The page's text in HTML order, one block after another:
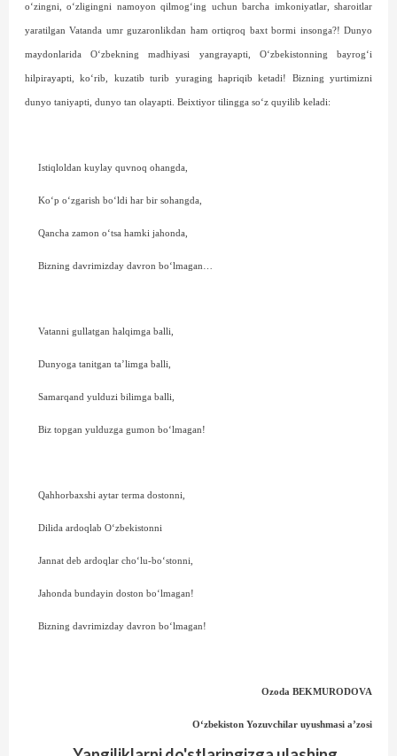
o‘zingni, o‘zligingni namoyon qilmog‘ing uchun barcha imkoniyatlar, sharoitlar
yaratilgan Vatanda umr guzaronlikdan ham ortiqroq baxt bormi insonga?! Dunyo
maydonlarida O‘zbekning mad­hiyasi yangrayapti, O‘zbekistonning bayrog‘i
hilpirayapti, ko‘rib, kuzatib turib yuraging hapriqib ketadi! Bizning yurtimizni
dunyo taniyapti, dunyo tan olayapti. Beixtiyor tilingga so‘z quyilib keladi:
Istiqloldan kuylay quvnoq ohangda,
Ko‘p o‘zgarish bo‘ldi har bir sohangda,
Qancha zamon o‘tsa hamki jahonda,
Bizning davrimizday davron bo‘lmagan…
Vatanni gullatgan halqimga balli,
Dunyoga tanitgan ta’limga balli,
Samarqand yulduzi bilimga balli,
Biz topgan yulduzga gumon bo‘lmagan!
Qahhorbaxshi aytar terma dostonni,
Dilida ardoqlab O‘zbekistonni
Jannat deb ardoqlar cho‘lu-bo‘stonni,
Jahonda bundayin doston bo‘lmagan!
Bizning davrimizday davron bo‘lmagan!
Ozoda BEKMURODOVA
O‘zbekiston Yozuvchilar uyushmasi a’zosi